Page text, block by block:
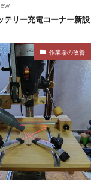
テリー充電コーナー新設
作業場の改善